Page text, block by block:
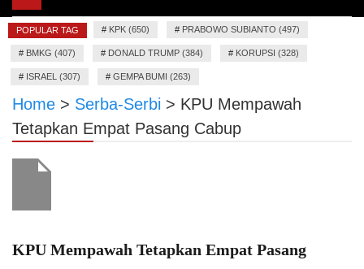
navigation
POPULAR TAG # KPK (650) # PRABOWO SUBIANTO (497)
# BMKG (407) # DONALD TRUMP (384) # KORUPSI (328)
# ISRAEL (307) # GEMPA BUMI (263)
Home > Serba-Serbi > KPU Mempawah
Tetapkan Empat Pasang Cabup
KPU Mempawah Tetapkan Empat Pasang